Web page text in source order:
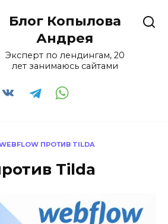
Блог Копылова
Андрея
Эксперт по лендингам, 20
лет занимаюсь сайтами
ПРОТИВ TILDA
Tilda